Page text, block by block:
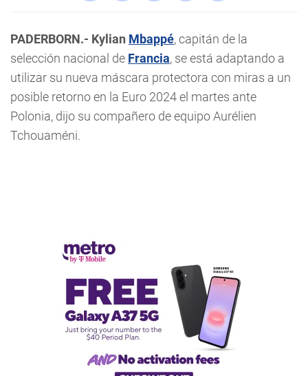
PADERBORN.- Kylian Mbappé, capitán de la
selección nacional de Francia, se está adaptando a
utilizar su nueva máscara protectora con miras a un
posible retorno en la Euro 2024 el martes ante
Polonia, dijo su compañero de equipo Aurélien
Tchouaméni.